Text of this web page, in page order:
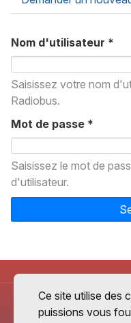
Nom d'utilisateur *
Saisissez votre nom
Radiobus.
Mot de passe *
Saisissez le mot de
d'utilisateur.
Ce site utilise des
puissions vous